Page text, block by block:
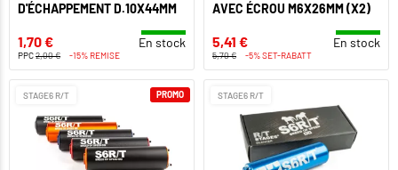
D'ÉCHAPPEMENT D.10X44MM
1,70 € En stock
PPC2,00 € -15% REMISE
AVEC ÉCROU M6X26MM (X2)
5,41 € En stock
5,70 € -5% SET-RABATT
STAGE6 R/T PROMO STAGE6 R/T